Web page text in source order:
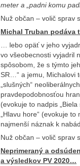
meter a „padni komu
Nuž občan – volič sprav
Michal Truban podáva
… lebo opäť v jeho
vo všeobecnosti vyjadril
spôsobom, že s týmto
SR…“ a jemu, Michalovi
„slušných“
pravdepodobnosťou
(evokuje to nadpis
„Hlavu hore“ (evokuje
najmenší náznak k
Nuž občan – volič sprav
Neprimeraný a
a výsledkov PV 2020…